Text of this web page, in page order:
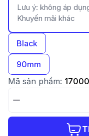
Lưu ý: không áp
Khuyến mãi khác
Black
90mm
Mã sản phẩm: